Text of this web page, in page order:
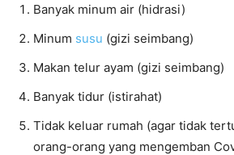
Banyak minum air (hidrasi)
Minum susu (gizi seimbang)
Makan telur ayam (gizi seimbang)
Banyak tidur (istirahat)
Tidak keluar rumah (agar tidak
orang-orang yang mengemban